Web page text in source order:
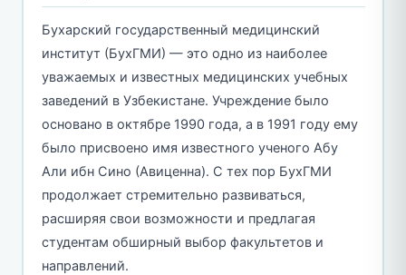
Бухарский государственный медицинский
институт (БухГМИ) — это одно из наиболее
уважаемых и известных медицинских учебных
заведений в Узбекистане. Учреждение было
основано в октябре 1990 года, а в 1991 году ему
было присвоено имя известного ученого Абу
Али ибн Сино (Авиценна). С тех пор БухГМИ
продолжает стремительно развиваться,
расширяя свои возможности и предлагая
студентам обширный выбор факультетов и
направлений.